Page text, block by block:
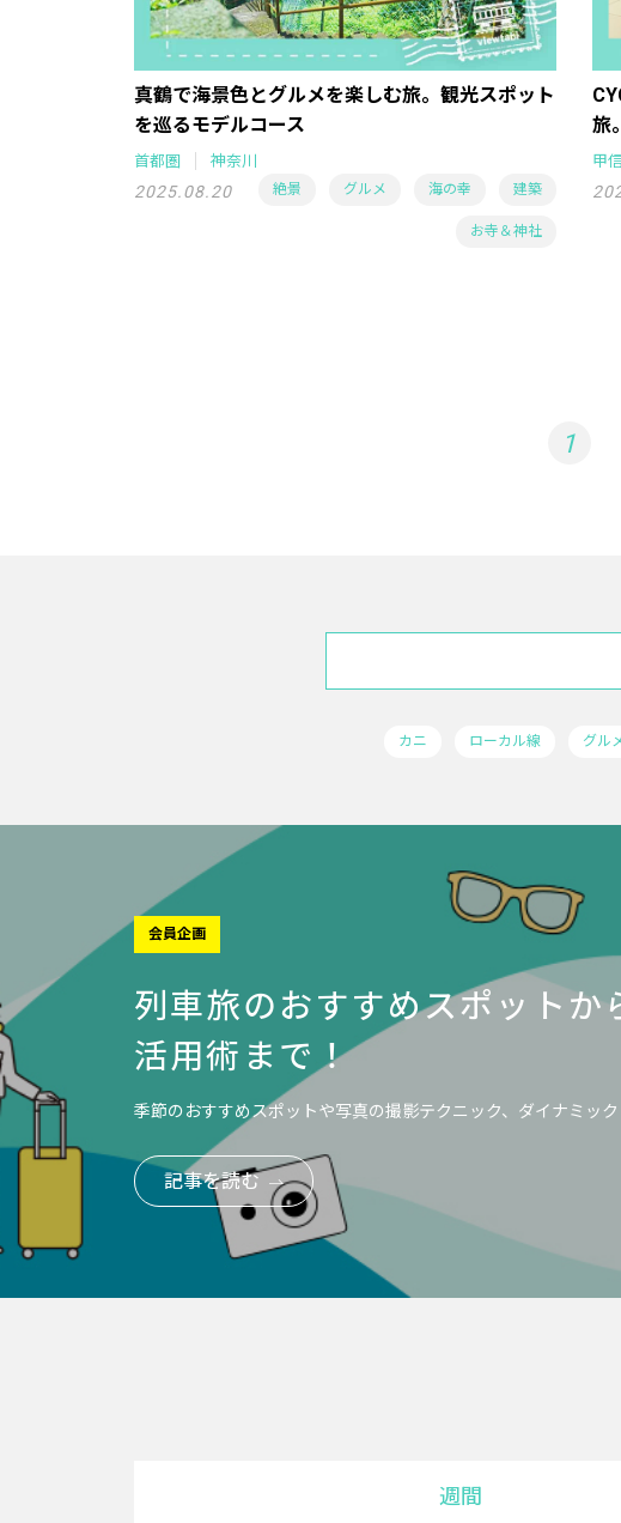
真鶴で海景色とグルメを楽しむ旅。観光スポット
を巡るモデルコース
首都圏 神奈川
2025.08.20 絶景 グルメ 海の幸 建築
お寺＆神社
旅
甲
1
カニ ローカル線 グル
会員企画
列車旅のおすすめスポット
活用術まで！
季節のおすすめスポットや写真の撮影テクニック、ダイナミッ
記事を読む
週間